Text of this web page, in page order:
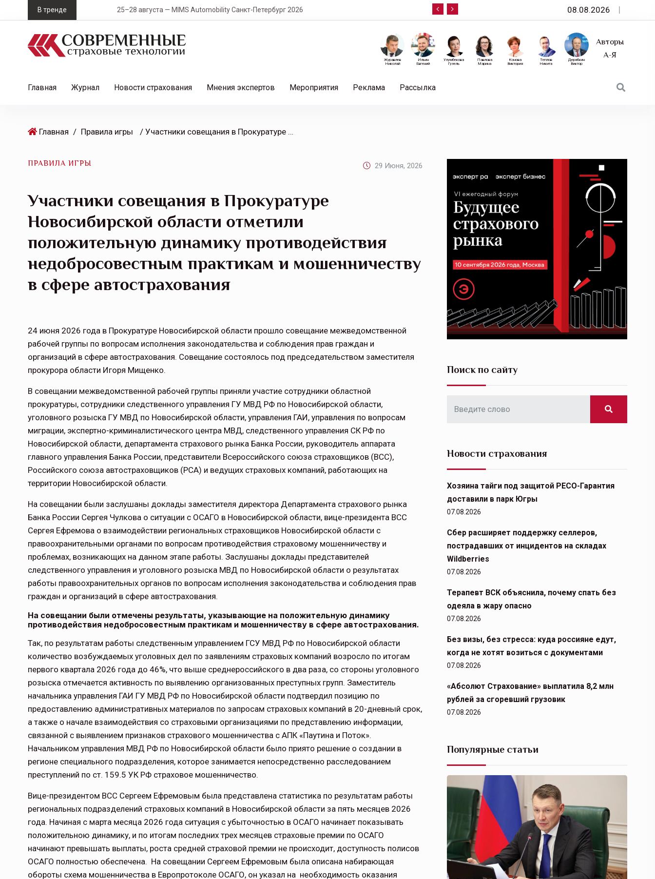
k
В тренде 25–28 августа — MIMS Automobility Санкт-Петербург 2026 10 сентября — «Эксперт РА» приглашает на
08.08.2026
Авторы
А-Я
Дерябкин
Виктор
Теплов
Никита
Конова
Виктория
Павлова
Марина
Улумбекова
Гузель
Ильин
Евгений
Журавлев
Николай
Главная Журнал Новости страхования Мнения экспертов Мероприятия Реклама Рассылка
Главная / Правила игры / Участники совещания в Прокуратуре Новосибирской области отметили положительную динамику противодействия недобросовестным практикам и мошенничеству в сфере автострахования
ПРАВИЛА ИГРЫ 29 Июня, 2026
Участники совещания в Прокуратуре
Новосибирской области отметили
положительную динамику противодействия
недобросовестным практикам и мошенничеству
в сфере автострахования
24 июня 2026 года в Прокуратуре Новосибирской области прошло совещание межведомственной
рабочей группы по вопросам исполнения законодательства и соблюдения прав граждан и
организаций в сфере автострахования. Совещание состоялось под председательством заместителя
прокурора области Игоря Мищенко.
В совещании межведомственной рабочей группы приняли участие сотрудники областной
прокуратуры, сотрудники следственного управления ГУ МВД РФ по Новосибирской области,
уголовного розыска ГУ МВД по Новосибирской области, управления ГАИ, управления по вопросам
миграции, экспертно-криминалистического центра МВД, следственного управления СК РФ по
Новосибирской области, департамента страхового рынка Банка России, руководитель аппарата
главного управления Банка России, представители Всероссийского союза страховщиков (ВСС),
Российского союза автостраховщиков (РСА) и ведущих страховых компаний, работающих на
территории Новосибирской области.
На совещании были заслушаны доклады заместителя директора Департамента страхового рынка
Банка России Сергея Чулкова о ситуации с ОСАГО в Новосибирской области, вице-президента ВСС
Сергея Ефремова о взаимодействии региональных страховщиков Новосибирской области с
правоохранительными органами по вопросам противодействия страховому мошенничеству и
проблемах, возникающих на данном этапе работы. Заслушаны доклады представителей
следственного управления и уголовного розыска МВД по Новосибирской области о результатах
работы правоохранительных органов по вопросам исполнения законодательства и соблюдения прав
граждан и организаций в сфере автострахования.
На совещании были отмечены результаты, указывающие на положительную динамику
противодействия недобросовестным практикам и мошенничеству в сфере автострахования.
Так, по результатам работы следственным управлением ГСУ МВД РФ по Новосибирской области
количество возбуждаемых уголовных дел по заявлениям страховых компаний возросло по итогам
первого квартала 2026 года до 46%, что выше среднероссийского в два раза, со стороны уголовного
розыска отмечается активность по выявлению организованных преступных групп. Заместитель
начальника управления ГАИ ГУ МВД РФ по Новосибирской области подтвердил позицию по
предоставлению административных материалов по запросам страховых компаний в 20-дневный срок,
а также о начале взаимодействия со страховыми организациями по представлению информации,
связанной с выявлением признаков страхового мошенничества с АПК «Паутина и Поток».
Начальником управления МВД РФ по Новосибирской области было приято решение о создании в
регионе специального подразделения, которое занимается непосредственно расследованием
преступлений по ст. 159.5 УК РФ страховое мошенничество.
Вице-президентом ВСС Сергеем Ефремовым была представлена статистика по результатам работы
региональных подразделений страховых компаний в Новосибирской области за пять месяцев 2026
года. Начиная с марта месяца 2026 года ситуация с убыточностью в ОСАГО начинает показывать
положительною динамику, и по итогам последних трех месяцев страховые премии по ОСАГО
начинают превышать выплаты, роста средней страховой премии не происходит, доступность полисов
ОСАГО полностью обеспечена. На совещании Сергеем Ефремовым была описана набирающая
обороты схема мошенничества в Европротоколе ОСАГО, он указал на необходимость оказания
Поиск по сайту
Новости страхования
Хозяина тайги под защитой РЕСО-Гарантия
доставили в парк Югры
07.08.2026
Сбер расширяет поддержку селлеров,
пострадавших от инцидентов на складах
Wildberries
07.08.2026
Терапевт ВСК объяснила, почему спать без
одеяла в жару опасно
07.08.2026
Без визы, без стресса: куда россияне едут,
когда не хотят возиться с документами
07.08.2026
«Абсолют Страхование» выплатила 8,2 млн
рублей за сгоревший грузовик
07.08.2026
Популярные статьи